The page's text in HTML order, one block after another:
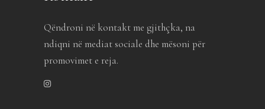
Qëndroni në kontakt me gjithçka, na
ndiqni në mediat sociale dhe mësoni për
promovimet e reja.